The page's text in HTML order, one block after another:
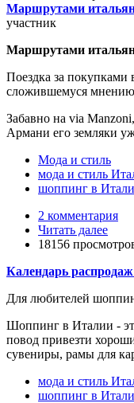
Маршрутами
участник
Маршрутами
Поездка за покупками
сложившемуся мнению
Забавно на via
Армани его земляки
Мода и стиль
мода и стиль
шоппинг в
2 комментария
Читать далее
18156
Календарь
Для любителей
Шоппинг в Италии -
повод привезти
сувениры, рамы для
мода и стиль
шоппинг в